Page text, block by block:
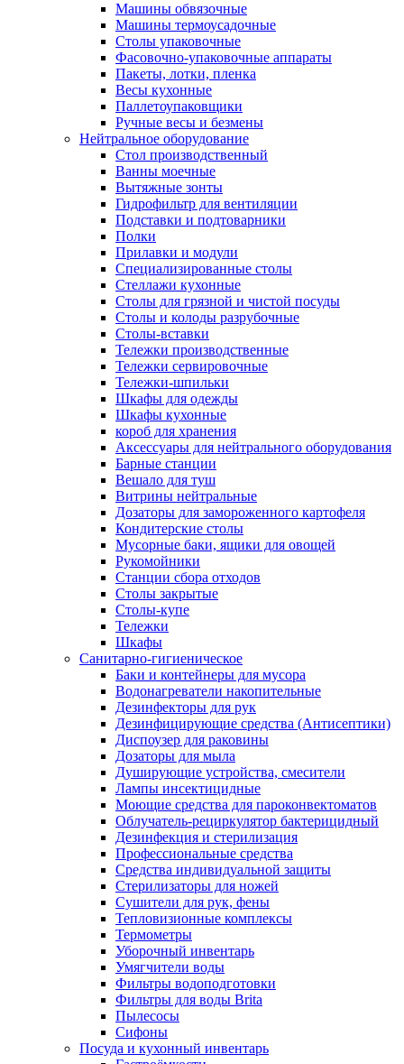
Машины обвязочные
Машины термоусадочные
Столы упаковочные
Фасовочно-упаковочные аппараты
Пакеты, лотки, пленка
Весы кухонные
Паллетоупаковщики
Ручные весы и безмены
Нейтральное оборудование
Cтол производственный
Ванны моечные
Вытяжные зонты
Гидрофильтр для вентиляции
Подставки и подтоварники
Полки
Прилавки и модули
Специализированные столы
Стеллажи кухонные
Столы для грязной и чистой посуды
Столы и колоды разрубочные
Столы-вставки
Тележки производственные
Тележки сервировочные
Тележки-шпильки
Шкафы для одежды
Шкафы кухонные
короб для хранения
Аксессуары для нейтрального оборудования
Барные станции
Вешало для туш
Витрины нейтральные
Дозаторы для замороженного картофеля
Кондитерские столы
Мусорные баки, ящики для овощей
Рукомойники
Станции сбора отходов
Столы закрытые
Столы-купе
Тележки
Шкафы
Санитарно-гигиеническое
Баки и контейнеры для мусора
Водонагреватели накопительные
Дезинфекторы для рук
Дезинфицирующие средства (Антисептики)
Диспоузер для раковины
Дозаторы для мыла
Душирующие устройства, смесители
Лампы инсектицидные
Моющие средства для пароконвектоматов
Облучатель-рециркулятор бактерицидный
Дезинфекция и стерилизация
Профессиональные средства
Средства индивидуальной защиты
Стерилизаторы для ножей
Сушители для рук, фены
Тепловизионные комплексы
Термометры
Уборочный инвентарь
Умягчители воды
Фильтры водоподготовки
Фильтры для воды Brita
Пылесосы
Сифоны
Посуда и кухонный инвентарь